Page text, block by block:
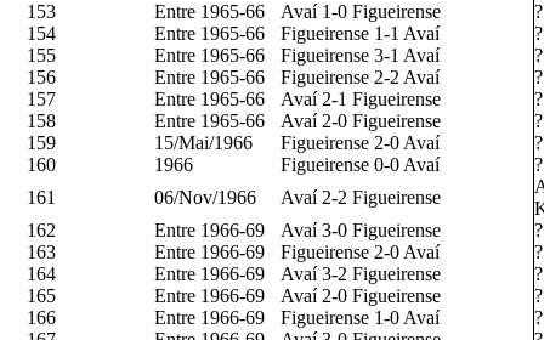
153
Entre 1965-66 Avaí 1-0 Figueirense
?
154
Entre 1965-66 Figueirense 1-1 Avaí
?
155
Entre 1965-66 Figueirense 3-1 Avaí
?
156
Entre 1965-66 Figueirense 2-2 Avaí
?
157
Entre 1965-66 Avaí 2-1 Figueirense
?
158
Entre 1965-66 Avaí 2-0 Figueirense
?
159
15/Mai/1966 Figueirense 2-0 Avaí
?
160
1966 Figueirense 0-0 Avaí
?
161
06/Nov/1966 Avaí 2-2 Figueirense
162
Entre 1966-69 Avaí 3-0 Figueirense
?
163
Entre 1966-69 Figueirense 2-0 Avaí
?
164
Entre 1966-69 Avaí 3-2 Figueirense
?
165
Entre 1966-69 Avaí 2-0 Figueirense
?
166
Entre 1966-69 Figueirense 1-0 Avaí
?